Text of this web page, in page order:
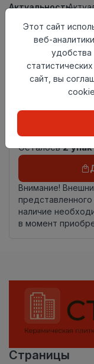
Актуальность
Размер
доски
Теплый пол
до
Способ
укладки
На
4-х
Страна
Осталось2 упак
Внимание!
наличие
в момент
Страницы
Этот сайт
веб-
удобства
сайт, вы